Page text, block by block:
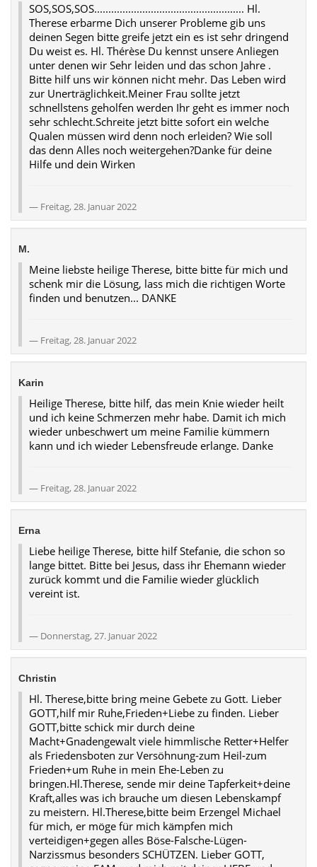
SOS,SOS,SOS..................................................... Hl.
Therese erbarme Dich unserer Probleme gib uns
deinen Segen bitte greife jetzt ein es ist sehr dringend
Du weist es. Hl. Thérèse Du kennst unsere Anliegen
unter denen wir Sehr leiden und das schon Jahre .
Bitte hilf uns wir können nicht mehr. Das Leben wird
zur Unerträglichkeit.Meiner Frau sollte jetzt
schnellstens geholfen werden Ihr geht es immer noch
sehr schlecht.Schreite jetzt bitte sofort ein welche
Qualen müssen wird denn noch erleiden? Wie soll
das denn Alles noch weitergehen?Danke für deine
Hilfe und dein Wirken
Freitag, 28. Januar 2022
M.
Meine liebste heilige Therese, bitte bitte für mich und
schenk mir die Lösung, lass mich die richtigen Worte
finden und benutzen... DANKE
Freitag, 28. Januar 2022
Karin
Heilige Therese, bitte hilf, das mein Knie wieder heilt
und ich keine Schmerzen mehr habe. Damit ich mich
wieder unbeschwert um meine Familie kümmern
kann und ich wieder Lebensfreude erlange. Danke
Freitag, 28. Januar 2022
Erna
Liebe heilige Therese, bitte hilf Stefanie, die schon so
lange bittet. Bitte bei Jesus, dass ihr Ehemann wieder
zurück kommt und die Familie wieder glücklich
vereint ist.
Donnerstag, 27. Januar 2022
Christin
Hl. Therese,bitte bring meine Gebete zu Gott. Lieber
GOTT,hilf mir Ruhe,Frieden+Liebe zu finden. Lieber
GOTT,bitte schick mir durch deine
Macht+Gnadengewalt viele himmlische Retter+Helfer
als Friedensboten zur Versöhnung-zum Heil-zum
Frieden+um Ruhe in mein Ehe-Leben zu
bringen.Hl.Therese, sende mir deine Tapferkeit+deine
Kraft,alles was ich brauche um diesen Lebenskampf
zu meistern. Hl.Therese,bitte beim Erzengel Michael
für mich, er möge für mich kämpfen mich
verteidigen+gegen alles Böse-Falsche-Lügen-
Narzissmus besonders SCHÜTZEN. Lieber GOTT,